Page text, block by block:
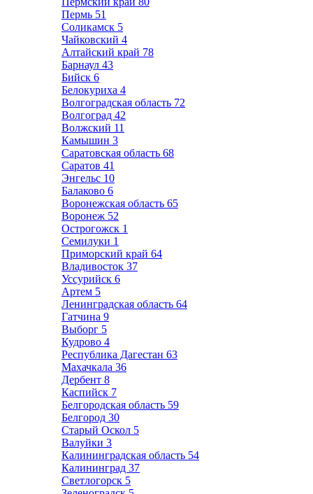
Пермь 51
Соликамск 5
Чайковский 4
Алтайский край 78
Барнаул 43
Бийск 6
Белокуриха 4
Волгоградская область 72
Волгоград 42
Волжский 11
Камышин 3
Саратовская область 68
Саратов 41
Энгельс 10
Балаково 6
Воронежская область 65
Воронеж 52
Острогожск 1
Семилуки 1
Приморский край 64
Владивосток 37
Уссурийск 6
Артем 5
Ленинградская область 64
Гатчина 9
Выборг 5
Кудрово 4
Республика Дагестан 63
Махачкала 36
Дербент 8
Каспийск 7
Белгородская область 59
Белгород 30
Старый Оскол 5
Валуйки 3
Калининградская область 54
Калининград 37
Светлогорск 5